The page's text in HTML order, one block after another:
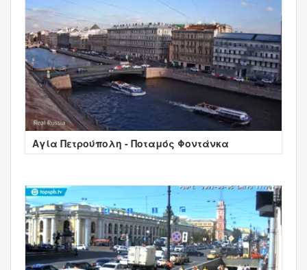
Αγία Πετρούπολη - Ποταμός Φοντάνκα